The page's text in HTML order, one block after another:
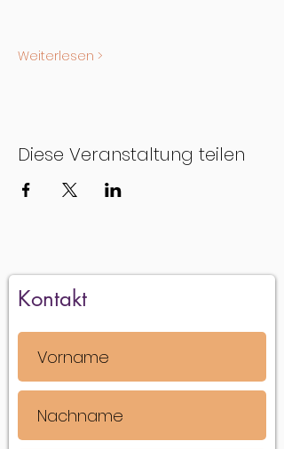
Weiterlesen >
Diese Veranstaltung teilen
Kontakt